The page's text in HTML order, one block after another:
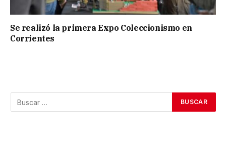
Se realizó la primera Expo Coleccionismo en
Corrientes